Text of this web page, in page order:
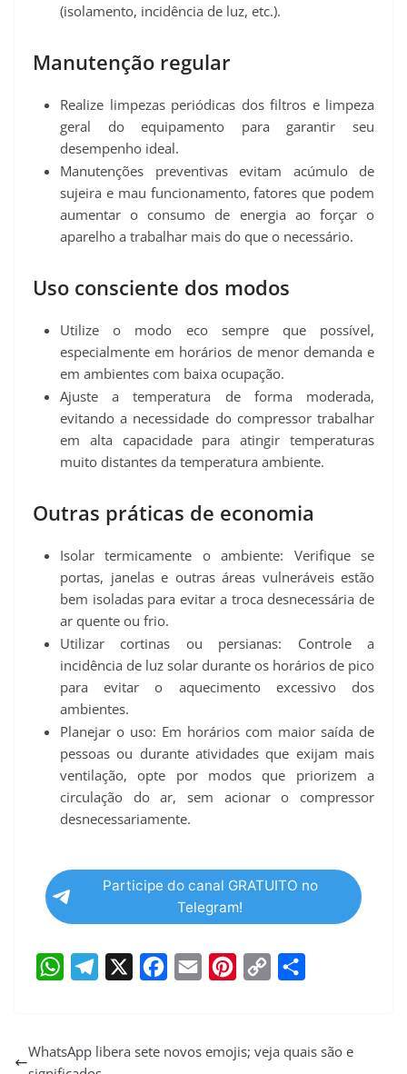
(isolamento, incidência de luz, etc.).
Manutenção regular
Realize limpezas periódicas dos filtros e limpeza
geral do equipamento para garantir seu
desempenho ideal.
Manutenções preventivas evitam acúmulo de
sujeira e mau funcionamento, fatores que podem
aumentar o consumo de energia ao forçar o
aparelho a trabalhar mais do que o necessário.
Uso consciente dos modos
Utilize o modo eco sempre que possível,
especialmente em horários de menor demanda e
em ambientes com baixa ocupação.
Ajuste a temperatura de forma moderada,
evitando a necessidade do compressor trabalhar
em alta capacidade para atingir temperaturas
muito distantes da temperatura ambiente.
Outras práticas de economia
Isolar termicamente o ambiente: Verifique se
portas, janelas e outras áreas vulneráveis estão
bem isoladas para evitar a troca desnecessária de
ar quente ou frio.
Utilizar cortinas ou persianas: Controle a
incidência de luz solar durante os horários de pico
para evitar o aquecimento excessivo dos
ambientes.
Planejar o uso: Em horários com maior saída de
pessoas ou durante atividades que exijam mais
ventilação, opte por modos que priorizem a
circulação do ar, sem acionar o compressor
desnecessariamente.
Participe do canal GRATUITO no
Telegram!
a
l
c
a
n
p
a
WhatsApp libera sete novos emojis; veja quais são e